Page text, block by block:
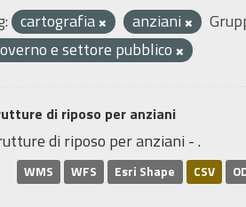
cartografia anziani
e settore pubblico
di riposo per anziani
di riposo per anziani - .
WMS WFS Esri Shape CSV